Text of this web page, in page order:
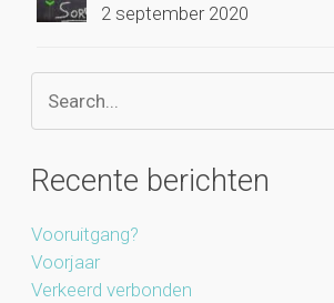
2 september 2020
Recente berichten
Vooruitgang?
Voorjaar
Verkeerd verbonden